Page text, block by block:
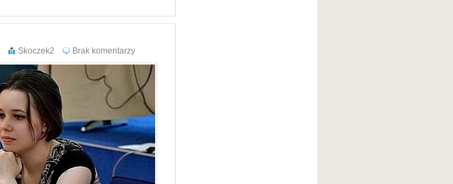
Skoczek2 Brak komentarzy